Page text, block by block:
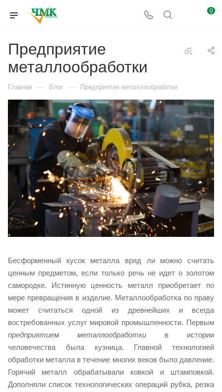
0
Предприятие
металлообработки
Главная — Блог — Предприятие металлообработки
Бесформенный кусок металла вряд ли можно считать
ценным предметом, если только речь не идет о золотом
самородке. Истинную ценность металл приобретает по
мере превращения в изделие. Металлообработка по праву
может считаться одной из древнейших и всегда
востребованных услуг мировой промышленности. Первым
предприятием металлообработки в истории
человечества была кузница. Главной технологией
обработки металла в течение многих веков было давление.
Горячий металл обрабатывали ковкой и штамповкой.
Дополняли список технологических операций рубка, резка